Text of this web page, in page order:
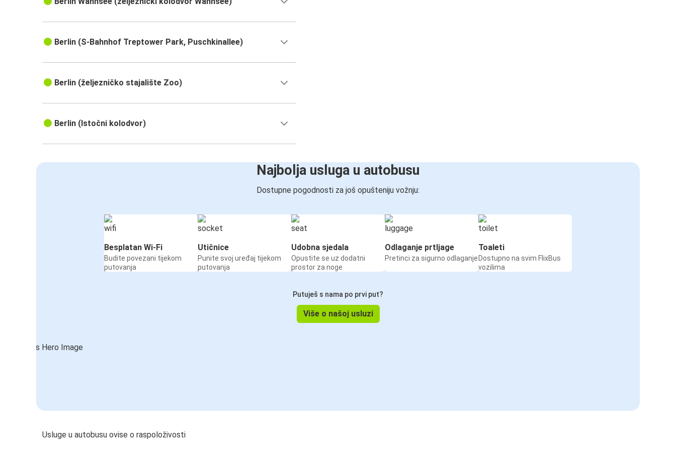
Berlin (S-Bahnhof Treptower Park, Puschkinallee)
Berlin (željezničko stajalište Zoo)
Berlin (Istočni kolodvor)
Najbolja usluga u autobusu
Dostupne pogodnosti za još opušteniju vožnju:
Besplatan Wi-Fi
Budite povezani tijekom
putovanja
Utičnice
Punite svoj uređaj tijekom
putovanja
Udobna sjedala
Opustite se uz dodatni
prostor za noge
Odlaganje prtljage
Pretinci za sigurno odlaganje
Toaleti
Dostupno na svim FlixBus
vozilima
Putuješ s nama po prvi put?
Više o našoj usluzi
Usluge u autobusu ovise o raspoloživosti